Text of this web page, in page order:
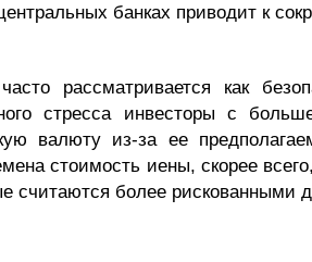
банках приводит к
рассматривается как
стресса инвесторы с
валюту из-за ее
стоимость иены, скорее
считаются более рискованными